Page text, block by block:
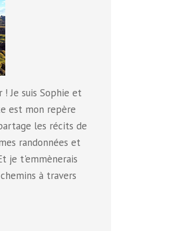
! Je suis Sophie et
est mon repère
les récits de
randonnées et
je t'emmènerais
à travers